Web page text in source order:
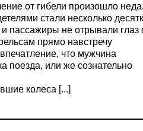
от гибели произошло
стали несколько
пассажиры не отрывали глаз
прямо навстречу
что мужчина
поезда, или же сознательно
колеса [...]